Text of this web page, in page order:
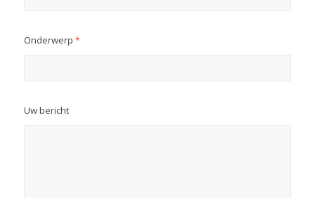
Onderwerp *
Uw bericht